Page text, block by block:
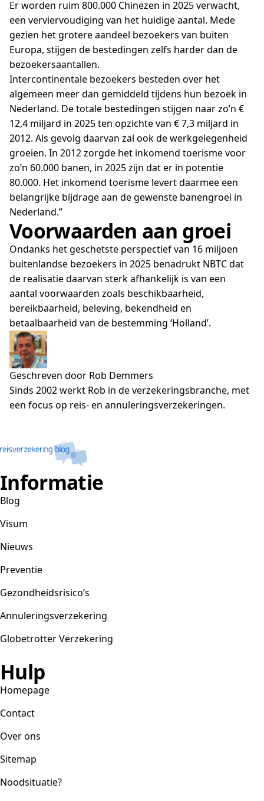
Er worden ruim 800.000 Chinezen in 2025 verwacht,
een verviervoudiging van het huidige aantal. Mede
gezien het grotere aandeel bezoekers van buiten
Europa, stijgen de bestedingen zelfs harder dan de
bezoekersaantallen.
Intercontinentale bezoekers besteden over het
algemeen meer dan gemiddeld tijdens hun bezoek in
Nederland. De totale bestedingen stijgen naar zo’n €
12,4 miljard in 2025 ten opzichte van € 7,3 miljard in
2012. Als gevolg daarvan zal ook de werkgelegenheid
groeien. In 2012 zorgde het inkomend toerisme voor
zo’n 60.000 banen, in 2025 zijn dat er in potentie
80.000. Het inkomend toerisme levert daarmee een
belangrijke bijdrage aan de gewenste banengroei in
Nederland.”
Voorwaarden aan groei
Ondanks het geschetste perspectief van 16 miljoen
buitenlandse bezoekers in 2025 benadrukt NBTC dat
de realisatie daarvan sterk afhankelijk is van een
aantal voorwaarden zoals beschikbaarheid,
bereikbaarheid, beleving, bekendheid en
betaalbaarheid van de bestemming ‘Holland’.
Geschreven door Rob Demmers
Sinds 2002 werkt Rob in de verzekeringsbranche, met
een focus op reis- en annuleringsverzekeringen.
Informatie
Blog
Visum
Nieuws
Preventie
Gezondheidsrisico’s
Annuleringsverzekering
Globetrotter Verzekering
Hulp
Homepage
Contact
Over ons
Sitemap
Noodsituatie?